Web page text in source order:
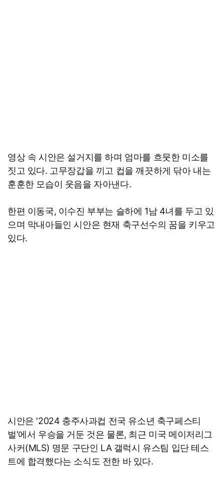
영상 속 시안은 설거지를 하며 엄마를 흐뭇한 미소를
짓고 있다. 고무장갑을 끼고 컵을 깨끗하게 닦아 내는
훈훈한 모습이 웃음을 자아낸다.
한편 이동국, 이수진 부부는 슬하에 1남 4녀를 두고 있
으며 막내아들인 시안은 현재 축구선수의 꿈을 키우고
있다.
시안은 '2024 충주사과컵 전국 유소년 축구페스티
벌'에서 우승을 거둔 것은 물론, 최근 미국 메이저리그
사커(MLS) 명문 구단인 LA 갤럭시 유스팀 입단 테스
트에 합격했다는 소식도 전한 바 있다.